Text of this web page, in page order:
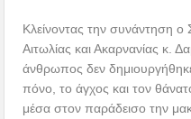
Κλείνοντας την συνάντηση
Αιτωλίας και Ακαρνανίας κ.
άνθρωπος δεν
πόνο, το άγχος και τον
μέσα στον παράδεισο την